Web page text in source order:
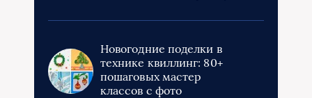
Новогодние поделки в
технике квиллинг: 80+
пошаговых мастер
классов с фото